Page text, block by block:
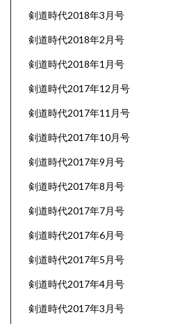
剣道時代2018年3月号
剣道時代2018年2月号
剣道時代2018年1月号
剣道時代2017年12月号
剣道時代2017年11月号
剣道時代2017年10月号
剣道時代2017年9月号
剣道時代2017年8月号
剣道時代2017年7月号
剣道時代2017年6月号
剣道時代2017年5月号
剣道時代2017年4月号
剣道時代2017年3月号